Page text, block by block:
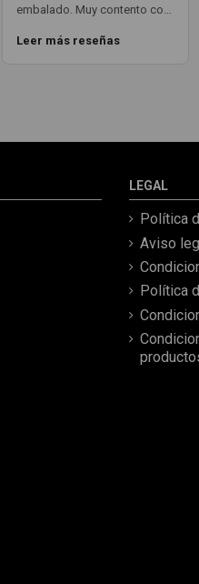
embalado. Muy contento con
que necesitaba. Gracias 😊
Leer más reseñas
LEGAL
Política
Aviso
Política